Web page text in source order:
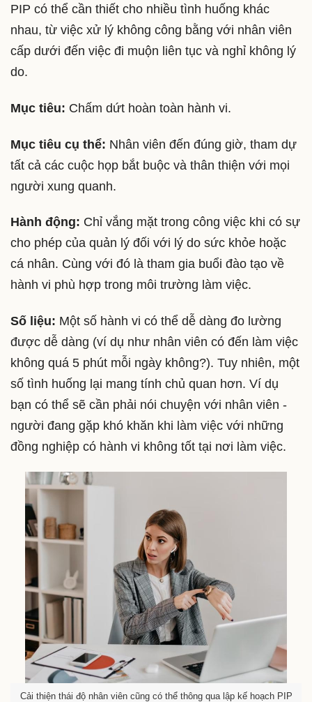
PIP có thể cần thiết cho nhiều tình huống khác
nhau, từ việc xử lý không công bằng với nhân viên
cấp dưới đến việc đi muộn liên tục và nghỉ không lý
do.
Mục tiêu: Chấm dứt hoàn toàn hành vi.
Mục tiêu cụ thể: Nhân viên đến đúng giờ, tham dự
tất cả các cuộc họp bắt buộc và thân thiện với mọi
người xung quanh.
Hành động: Chỉ vắng mặt trong công việc khi có sự
cho phép của quản lý đối với lý do sức khỏe hoặc
cá nhân. Cùng với đó là tham gia buổi đào tạo về
hành vi phù hợp trong môi trường làm việc.
Số liệu: Một số hành vi có thể dễ dàng đo lường
được dễ dàng (ví dụ như nhân viên có đến làm việc
không quá 5 phút mỗi ngày không?). Tuy nhiên, một
số tình huống lại mang tính chủ quan hơn. Ví dụ
bạn có thể sẽ cần phải nói chuyện với nhân viên -
người đang gặp khó khăn khi làm việc với những
đồng nghiệp có hành vi không tốt tại nơi làm việc.
Cải thiện thái độ nhân viên cũng có thể thông qua lập kế hoạch PIP